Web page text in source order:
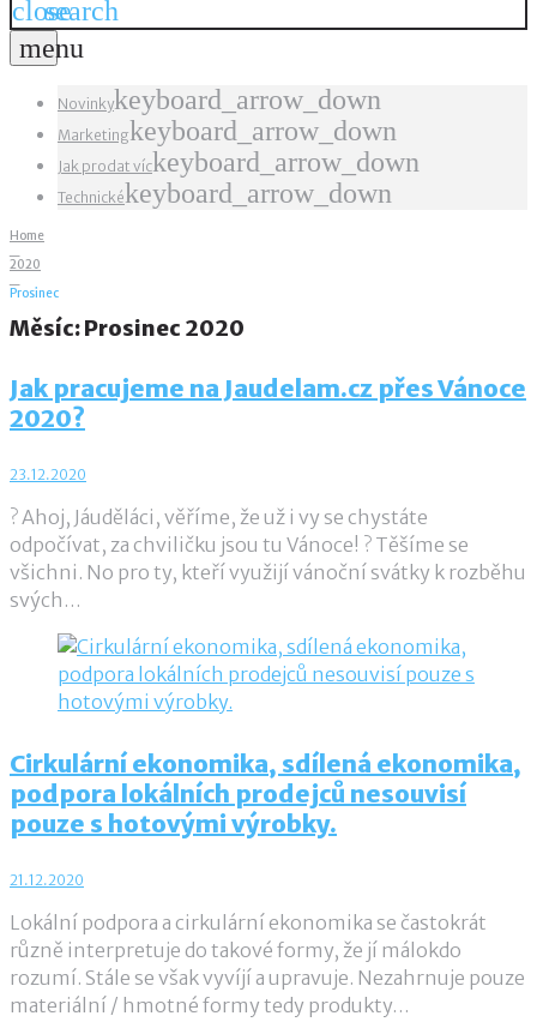
closesearch
menu
Novinkykeyboard_arrow_down
Marketingkeyboard_arrow_down
Jak prodat víckeyboard_arrow_down
Technickékeyboard_arrow_down
Home
2020
Prosinec
Měsíc:Prosinec 2020
Jak pracujeme na Jaudelam.cz přes Vánoce
2020?
23.12.2020
? Ahoj, Jáuděláci, věříme, že už i vy se chystáte
odpočívat, za chviličku jsou tu Vánoce! ? Těšíme se
všichni. No pro ty, kteří využijí vánoční svátky k rozběhu
svých…
Cirkulární ekonomika, sdílená ekonomika,
podpora lokálních prodejců nesouvisí
pouze s hotovými výrobky.
21.12.2020
Lokální podpora a cirkulární ekonomika se častokrát
různě interpretuje do takové formy, že jí málokdo
rozumí. Stále se však vyvíjí a upravuje. Nezahrnuje pouze
materiální / hmotné formy tedy produkty…